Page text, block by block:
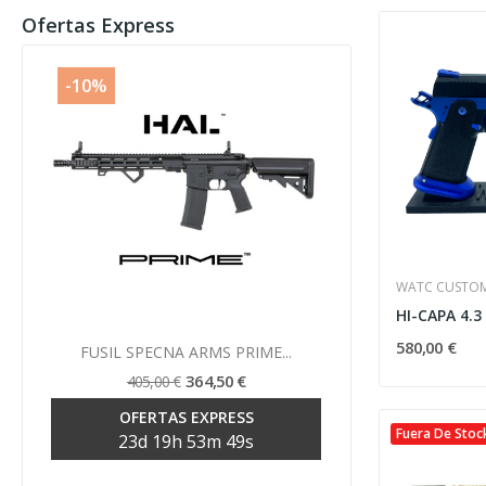
Ofertas Express
Vista rápida
FUSIL SPECNA ARMS PRIME...
405,00 € 364,50 €
OFERTAS EXPRESS
23d 19h 53m 48s
-10%
FUSIL
23
-10%
WATC
580,00 €
Fuera De